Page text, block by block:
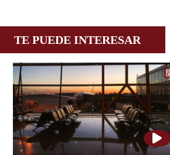
TE PUEDE INTERESAR